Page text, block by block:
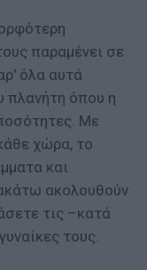
παραμένει σε
όλα αυτά
πλανήτη όπου η
Με
χώρα, το
και
ακολουθούν
τις –κατά
τους.